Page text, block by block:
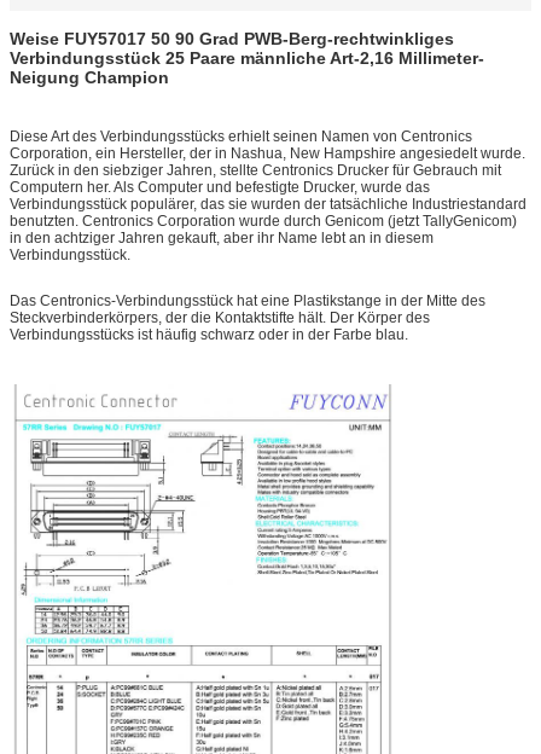
Weise FUY57017 50 90 Grad PWB-Berg-rechtwinkliges
Verbindungsstück 25 Paare männliche Art-2,16 Millimeter-
Neigung Champion
Diese Art des Verbindungsstücks erhielt seinen Namen von Centronics
Corporation, ein Hersteller, der in Nashua, New Hampshire angesiedelt wurde.
Zurück in den siebziger Jahren, stellte Centronics Drucker für Gebrauch mit
Computern her. Als Computer und befestigte Drucker, wurde das
Verbindungsstück populärer, das sie wurden der tatsächliche Industriestandard
benutzten. Centronics Corporation wurde durch Genicom (jetzt TallyGenicom)
in den achtziger Jahren gekauft, aber ihr Name lebt an in diesem
Verbindungsstück.
Das Centronics-Verbindungsstück hat eine Plastikstange in der Mitte des
Steckverbinderkörpers, der die Kontaktstifte hält. Der Körper des
Verbindungsstücks ist häufig schwarz oder in der Farbe blau.